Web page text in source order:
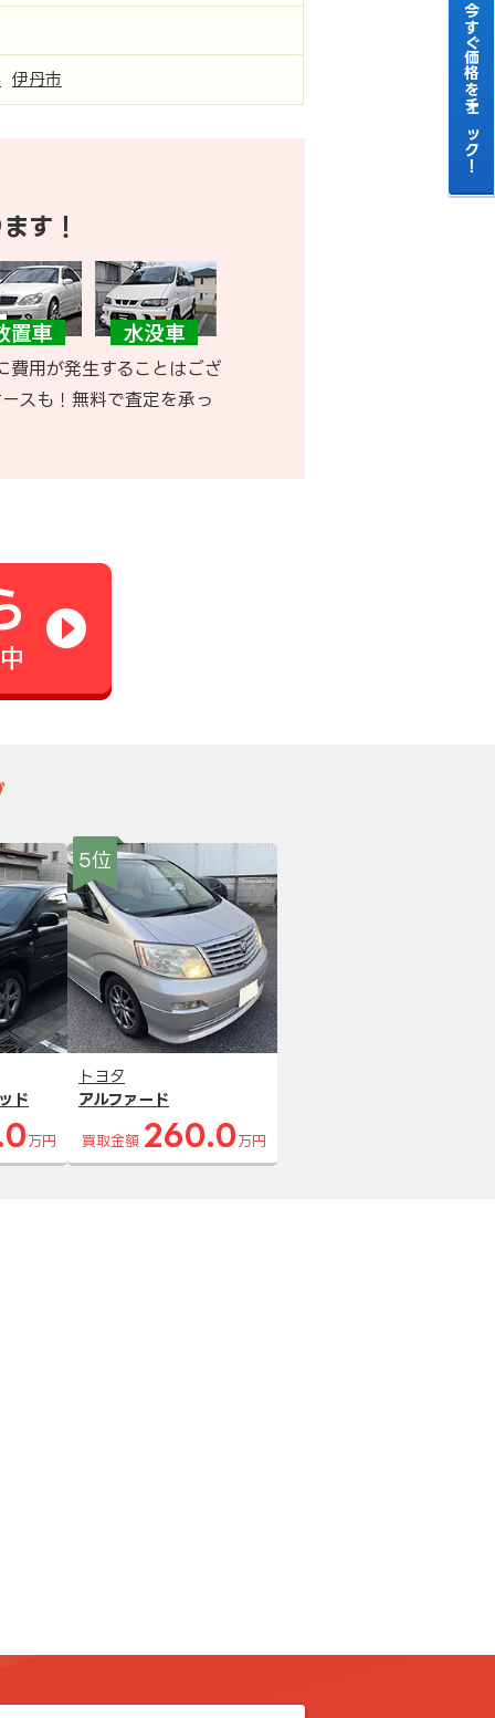
伊丹市
す！
費用が発生することはござ
スも！無料で査定を承っ
ド
万円
5位
トヨタ
アルファード
買取金額 260.0 万円
今すぐ価格をチェック！